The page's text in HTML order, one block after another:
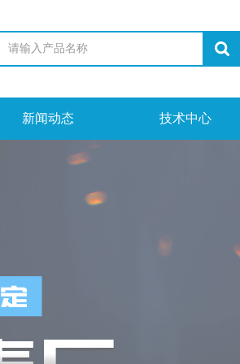
新闻动态 技术中心